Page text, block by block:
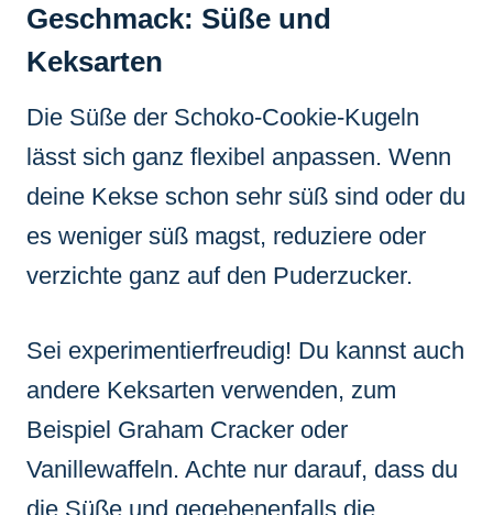
Geschmack: Süße und
Keksarten
Die Süße der Schoko-Cookie-Kugeln
lässt sich ganz flexibel anpassen. Wenn
deine Kekse schon sehr süß sind oder du
es weniger süß magst, reduziere oder
verzichte ganz auf den Puderzucker.
Sei experimentierfreudig! Du kannst auch
andere Keksarten verwenden, zum
Beispiel Graham Cracker oder
Vanillewaffeln. Achte nur darauf, dass du
die Süße und gegebenenfalls die